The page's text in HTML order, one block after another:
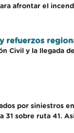
afrontar el
refuerzos
Civil y la llegada
por siniestros
31 sobre ruta 41.